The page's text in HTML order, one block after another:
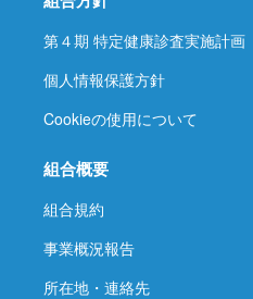
第４期 特定健康診査実施計画
個人情報保護方針
Cookieの使用について
組合概要
組合規約
事業概況報告
所在地・連絡先